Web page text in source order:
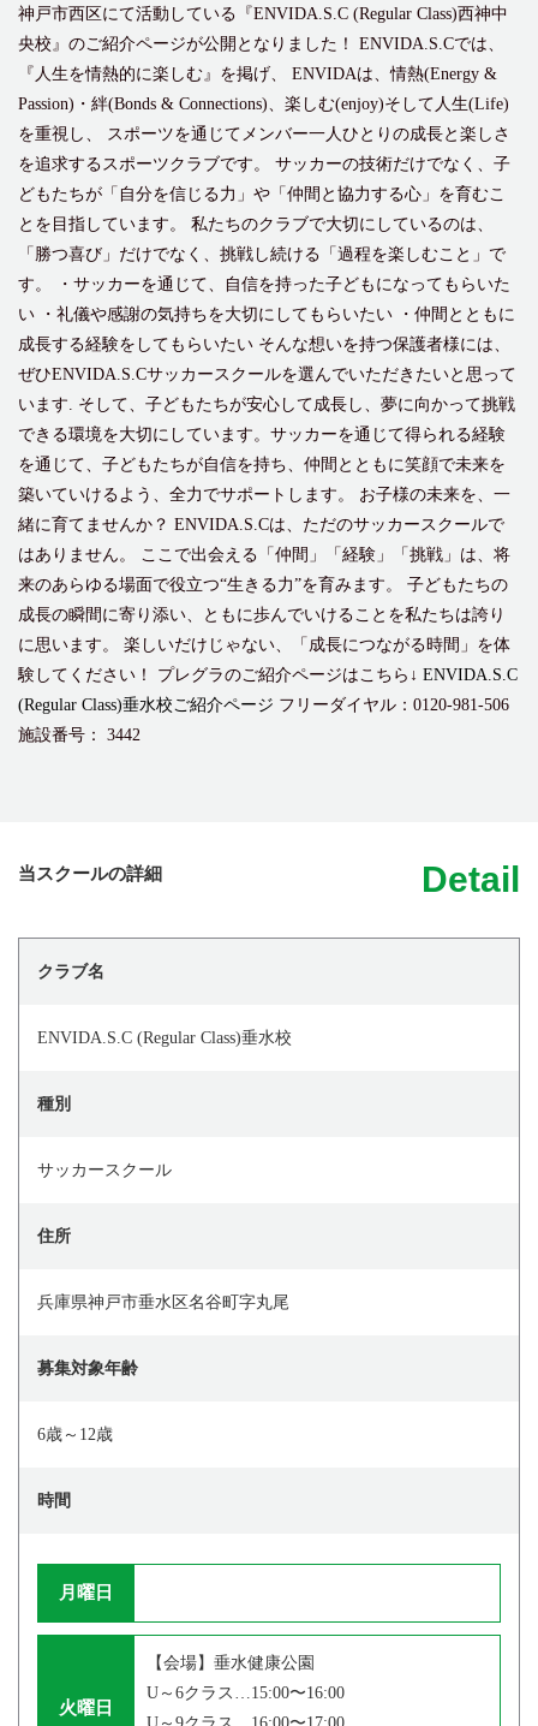
神戸市西区にて活動している『ENVIDA.S.C (Regular Class)西神中
央校』のご紹介ページが公開となりました！ ENVIDA.S.Cでは、
『人生を情熱的に楽しむ』を掲げ、 ENVIDAは、情熱(Energy &
Passion)・絆(Bonds & Connections)、楽しむ(enjoy)そして人生(Life)
を重視し、 スポーツを通じてメンバー一人ひとりの成長と楽しさ
を追求するスポーツクラブです。 サッカーの技術だけでなく、子
どもたちが「自分を信じる力」や「仲間と協力する心」を育むこ
とを目指しています。 私たちのクラブで大切にしているのは、
「勝つ喜び」だけでなく、挑戦し続ける「過程を楽しむこと」で
す。 ・サッカーを通じて、自信を持った子どもになってもらいた
い ・礼儀や感謝の気持ちを大切にしてもらいたい ・仲間とともに
成長する経験をしてもらいたい そんな想いを持つ保護者様には、
ぜひENVIDA.S.Cサッカースクールを選んでいただきたいと思って
います. そして、子どもたちが安心して成長し、夢に向かって挑戦
できる環境を大切にしています。サッカーを通じて得られる経験
を通じて、子どもたちが自信を持ち、仲間とともに笑顔で未来を
築いていけるよう、全力でサポートします。 お子様の未来を、一
緒に育てませんか？ ENVIDA.S.Cは、ただのサッカースクールで
はありません。 ここで出会える「仲間」「経験」「挑戦」は、将
来のあらゆる場面で役立つ“生きる力”を育みます。 子どもたちの
成長の瞬間に寄り添い、ともに歩んでいけることを私たちは誇り
に思います。 楽しいだけじゃない、「成長につながる時間」を体
験してください！ プレグラのご紹介ページはこちら↓ ENVIDA.S.C
(Regular Class)垂水校ご紹介ページ フリーダイヤル：0120-981-506
施設番号： 3442
当スクールの詳細 Detail
クラブ名
ENVIDA.S.C (Regular Class)垂水校
種別
サッカースクール
住所
兵庫県神戸市垂水区名谷町字丸尾
募集対象年齢
6歳～12歳
時間
月曜日
火曜日
【会場】垂水健康公園
U～6クラス…15:00〜16:00